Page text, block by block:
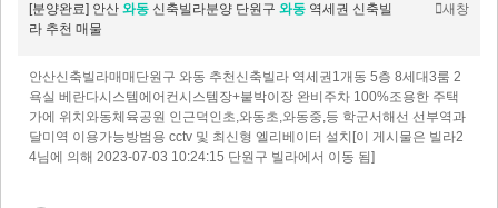
[분양완료] 안산 와동 신축빌라분양 단원구 와동 역세권 신축빌
라 추천 매물
새창
안산신축빌라매매단원구 와동 추천신축빌라 역세권1개동 5층 8세대3룸 2
욕실 베란다시스템에어컨시스템장+붙박이장 완비주차 100%조용한 주택
가에 위치와동체육공원 인근덕인초,와동초,와동중,등 학군서해선 선부역과
달미역 이용가능방범용 cctv 및 최신형 엘리베이터 설치[이 게시물은 빌라2
4님에 의해 2023-07-03 10:24:15 단원구 빌라에서 이동 됨]